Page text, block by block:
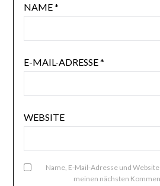
NAME*
E-MAIL-ADRESSE*
WEBSITE
Name, E-Mail-Adresse und
meinen nächsten